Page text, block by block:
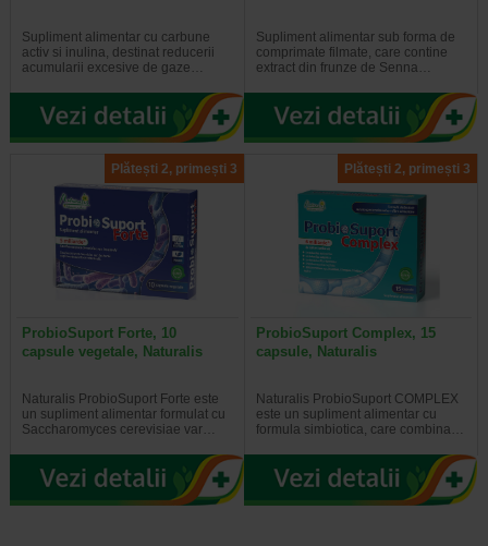
Supliment alimentar cu carbune
activ si inulina, destinat reducerii
acumularii excesive de gaze…
Supliment alimentar sub forma de
comprimate filmate, care contine
extract din frunze de Senna…
Plătești 2, primești 3
ProbioSuport Forte, 10
capsule vegetale, Naturalis
Naturalis ProbioSuport Forte este
un supliment alimentar formulat cu
Saccharomyces cerevisiae var…
Plătești 2, primești 3
ProbioSuport Complex, 15
capsule, Naturalis
Naturalis ProbioSuport COMPLEX
este un supliment alimentar cu
formula simbiotica, care combina…